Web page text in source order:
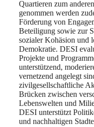
Quartieren zum
genommen werden
Förderung von
Beteiligung sowie zur
sozialer Kohäsion und
Demokratie. DESI
Projekte und
unterstützend,
vernetzend angelegt
zivilgesellschaftliche
Brücken zwischen
Lebenswelten und
DESI unterstützt
und nachhaltigen